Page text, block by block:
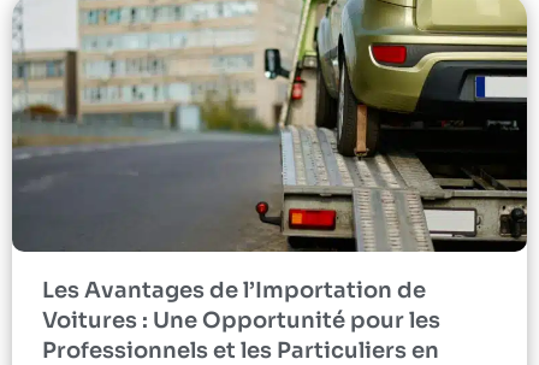
Les Avantages de l’Importation de
Voitures : Une Opportunité pour les
Professionnels et les Particuliers en